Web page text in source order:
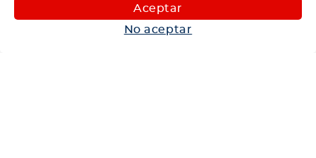
Aceptar
No aceptar